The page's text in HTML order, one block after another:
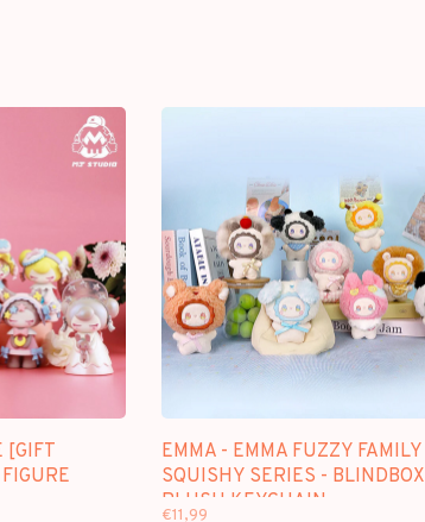
[GIFT
EMMA - EMMA FUZZY FAMILY
SQUISHY SERIES - BLINDBOX
PLUSH KEYCHAIN
€11,99